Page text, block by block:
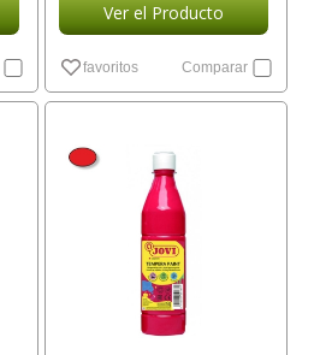
Ver el Producto
favoritos Comparar